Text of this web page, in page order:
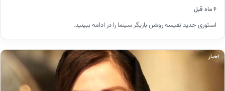
۶ ماه قبل
استوری جدید نفیسه روشن بازیگر سینما را در ادامه ببینید.
اخبار